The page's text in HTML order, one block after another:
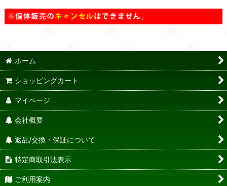
ホーム
ショッピングカート
マイページ
会社概要
返品/交換・保証について
特定商取引法表示
ご利用案内